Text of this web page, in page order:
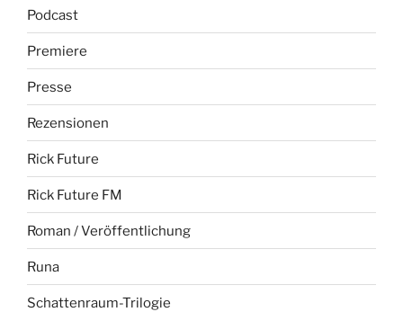
Podcast
Premiere
Presse
Rezensionen
Rick Future
Rick Future FM
Roman / Veröffentlichung
Runa
Schattenraum-Trilogie